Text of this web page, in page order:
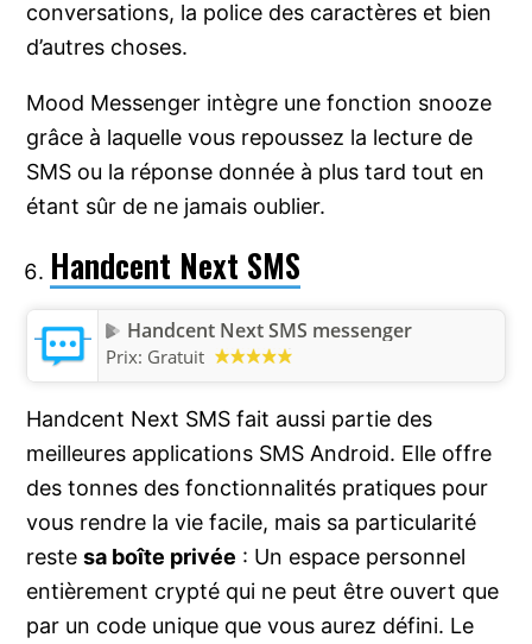
conversations, la police des caractères et bien
d’autres choses.
Mood Messenger intègre une fonction snooze
grâce à laquelle vous repoussez la lecture de
SMS ou la réponse donnée à plus tard tout en
étant sûr de ne jamais oublier.
Handcent Next SMS
Handcent Next SMS messenger
Prix: Gratuit
Handcent Next SMS fait aussi partie des
meilleures applications SMS Android. Elle offre
des tonnes des fonctionnalités pratiques pour
vous rendre la vie facile, mais sa particularité
restesa boîte privée : Un espace personnel
entièrement crypté qui ne peut être ouvert que
par un code unique que vous aurez défini. Le